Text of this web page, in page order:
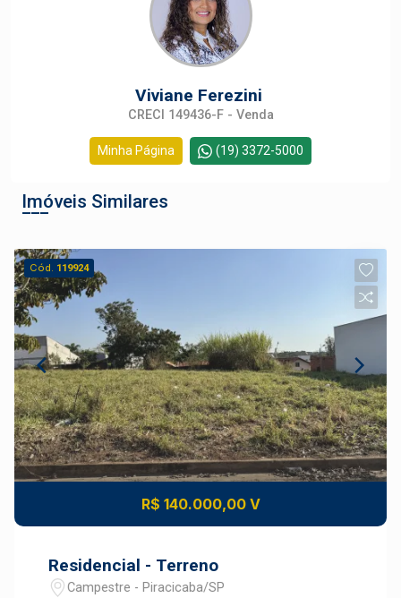
Viviane Ferezini
CRECI 149436-F - Venda
Minha Página (19) 3372-5000
Imóveis Similares
Cód. 119924
R$ 140.000,00 V
Residencial - Terreno
Campestre - Piracicaba/SP